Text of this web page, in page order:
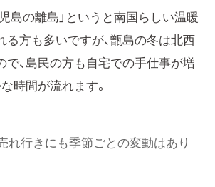
島の離島」というと南国らしい温暖
る方も多いですが、甑島の冬は北西
で、島民の方も自宅での手仕事が増
時間が流れます。
れ行きにも季節ごとの変動はあり